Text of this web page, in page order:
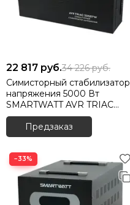
22 817 руб.34 226руб.
Симисторный стабилизатор
напряжения 5000 Вт
SMARTWATT AVR TRIAC
5000TW
Предзаказ
−33%